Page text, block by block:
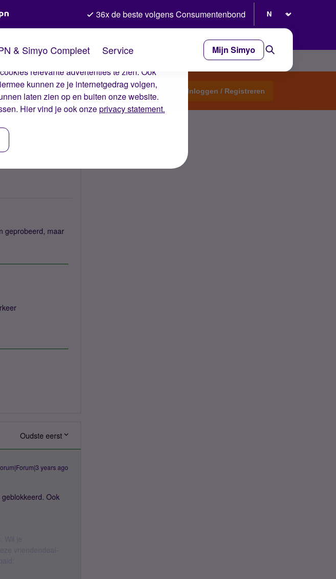
zorgen wij ervoor dat je ervaring op de
relevante advertenties te zien. Ook
kunnen ze je internetgedrag volgen,
laten zien op en buiten onze website.
Hier vind je ook onzeprivacy statement.
36x de beste volgens Consumentenbond
& Simyo Compleet Service Mijn Simyo
Start een topic Inloggen / Registreren
geprobeerd, maar
Oudste eerst
years ago
Ook